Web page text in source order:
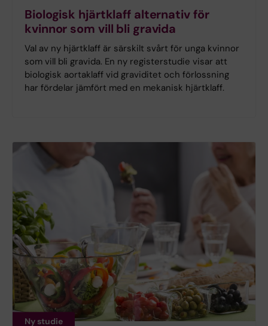
Biologisk hjärtklaff alternativ för
kvinnor som vill bli gravida
Val av ny hjärtklaff är särskilt svårt för unga kvinnor
som vill bli gravida. En ny registerstudie visar att
biologisk aortaklaff vid graviditet och förlossning
har fördelar jämfört med en mekanisk hjärtklaff.
Ny studie